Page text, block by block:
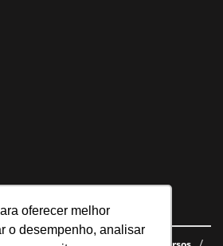
oferecer melhor
o desempenho, analisar